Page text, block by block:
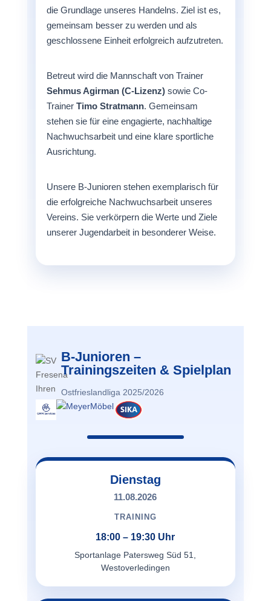
die Grundlage unseres Handelns. Ziel ist es,
gemeinsam besser zu werden und als
geschlossene Einheit erfolgreich aufzutreten.
Betreut wird die Mannschaft von Trainer
Sehmus Agirman (C-Lizenz)sowie Co-
Trainer Timo Stratmann. Gemeinsam
stehen sie für eine engagierte, nachhaltige
Nachwuchsarbeit und eine klare sportliche
Ausrichtung.
Unsere B-Junioren stehen exemplarisch für
die erfolgreiche Nachwuchsarbeit unseres
Vereins. Sie verkörpern die Werte und Ziele
unserer Jugendarbeit in besonderer Weise.
B-Junioren –
Trainingszeiten & Spielplan
Ostfrieslandliga 2025/2026
Dienstag
11.08.2026
TRAINING
18:00 – 19:30 Uhr
Sportanlage Patersweg Süd 51,
Westoverledingen